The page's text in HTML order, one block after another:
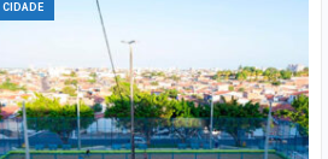
CIDADE